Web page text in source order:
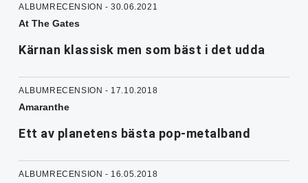
ALBUMRECENSION - 30.06.2021
At The Gates
Kärnan klassisk men som bäst i det udda
ALBUMRECENSION - 17.10.2018
Amaranthe
Ett av planetens bästa pop-metalband
ALBUMRECENSION - 16.05.2018